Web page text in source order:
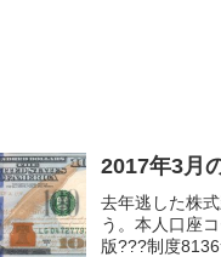
2017年3月
去年逃した株
う。本人口座
版???制度